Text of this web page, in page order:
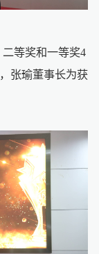
等奖和一等奖4
张瑜董事长为获